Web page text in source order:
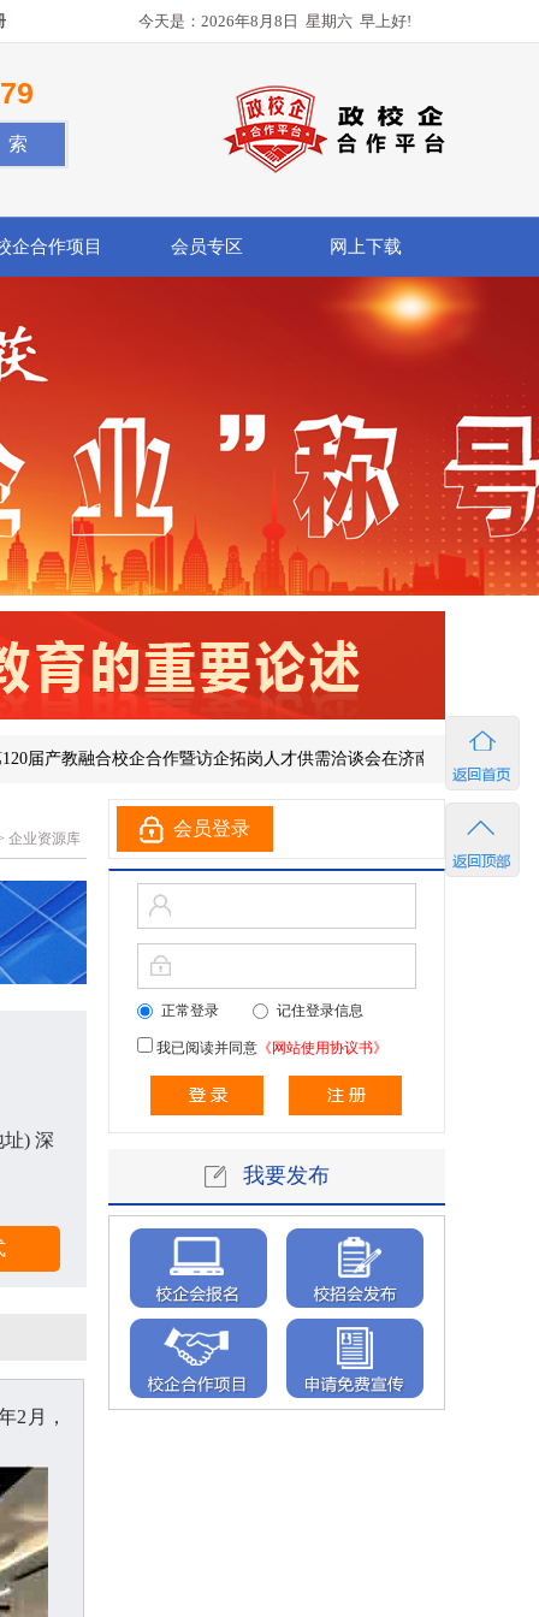
今天是： 2026年8月8日 星期六 早上好!
企合作项目 会员专区 网上下载
合校企合作暨访企拓岗人才供需洽谈会在济南成功举办
企业资源库
) 深
2月，
会员登录
正常登录 记住登录信息
我已阅读并同意 《网站使用协议书》
我要发布